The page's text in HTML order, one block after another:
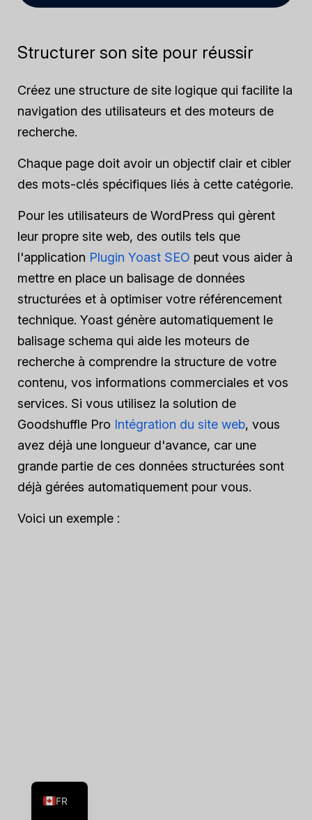
Structurer son site pour réussir
Créez une structure de site logique qui facilite la
navigation des utilisateurs et des moteurs de
recherche.
Chaque page doit avoir un objectif clair et cibler
des mots-clés spécifiques liés à cette catégorie.
Pour les utilisateurs de WordPress qui gèrent
leur propre site web, des outils tels que
l'application Plugin Yoast SEO peut vous aider à
mettre en place un balisage de données
structurées et à optimiser votre référencement
technique. Yoast génère automatiquement le
balisage schema qui aide les moteurs de
recherche à comprendre la structure de votre
contenu, vos informations commerciales et vos
services. Si vous utilisez la solution de
Goodshuffle Pro Intégration du site web, vous
avez déjà une longueur d'avance, car une
grande partie de ces données structurées sont
déjà gérées automatiquement pour vous.
Voici un exemple :
FR